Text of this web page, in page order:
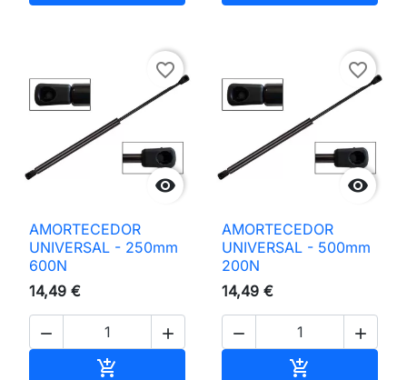

favorite_border
AMORTECEDOR
UNIVERSAL - 250mm
600N
14,49 €
 


favorite_border
AMORTECEDOR
UNIVERSAL - 500mm
200N
14,49 €
 
